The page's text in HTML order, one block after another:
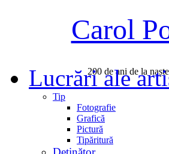
Carol
200 de ani de la
Lucrări ale
Tip
Fotografie
Grafică
Pictură
Tipăritură